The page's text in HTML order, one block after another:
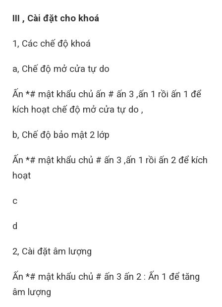
III , Cài đặt cho khoá
1, Các chế độ khoá
a, Chế độ mở cửa tự do
Ấn *# mật khẩu chủ ấn # ấn 3 ,ấn 1 rồi ấn 1 để
kích hoạt chế độ mở cửa tự do ,
b, Chế độ bảo mật 2 lớp
Ấn *# mật khẩu chủ # ấn 3 ,ấn 1 rồi ấn 2 để kích
hoạt
c
d
2, Cài đặt âm lượng
Ấn *# mật khẩu chủ # ấn 3 ấn 2 : Ấn 1 để tăng
âm lượng